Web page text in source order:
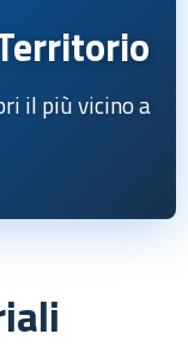
il più vicino a